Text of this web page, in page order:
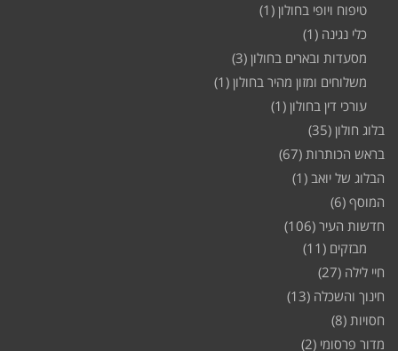
טיפוח ויופי בחולון (1)
כלי נגינה (1)
מסעדות ובארים בחולון (3)
משלוחים ומזון מהיר בחולון (1)
עורכי דין בחולון (1)
בלוג חולון (35)
בראש הכותרות (67)
הבלוג של יואב (1)
המוסף (6)
חדשות העיר (106)
מבזקים (11)
חיי לילה (27)
חינוך והשכלה (13)
חסויות (8)
מדור פרסומי (2)